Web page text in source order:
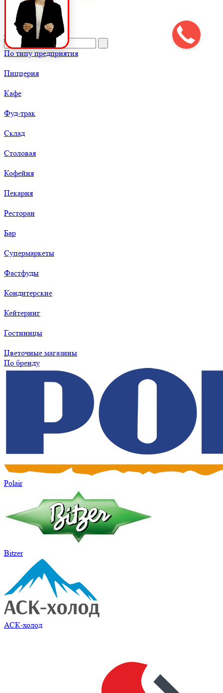
По типу предприятия
Пиццерия
Кафе
Фуд-трак
Склад
Столовая
Кофейня
Пекарня
Ресторан
Бар
Супермаркеты
Фастфуды
Кондитерские
Кейтеринг
Гостиницы
Цветочные магазины
По бренду
Polair
Bitzer
АСК-холод